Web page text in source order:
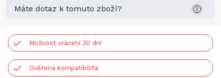
Máte dotaz k tomuto zboží?
Možnost vrácení 30 dní
Ověřená kompatibilita